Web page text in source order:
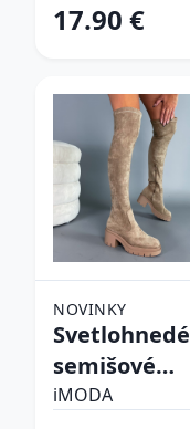
17.90 €
NOVINKY
Svetlohnedé
semišové
vysoké čižmy
iMODA